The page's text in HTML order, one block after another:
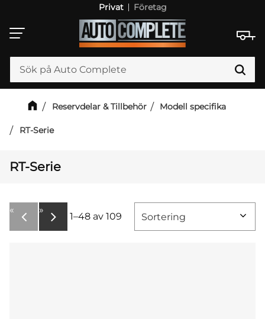
Meny
Privat Företag
Reservdelar & Tillbehör Modell specifika
RT-Serie
RT-Serie
1–48 av 109
« »
Välj sortering